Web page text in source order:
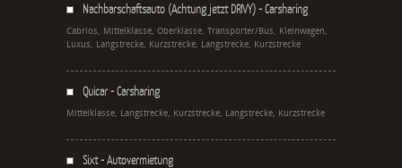
Nachbarschaftsauto (Achtung jetzt DRIVY) - Carsharing
Cabrios, Mittelklasse, Oberklasse, Transporter/Bus, Kleinwagen,
Luxus, Langstrecke, Kurzstrecke, Langstrecke, Kurzstrecke
Quicar - Carsharing
Mittelklasse, Langstrecke, Kurzstrecke, Langstrecke, Kurzstrecke
Sixt - Autovermietung